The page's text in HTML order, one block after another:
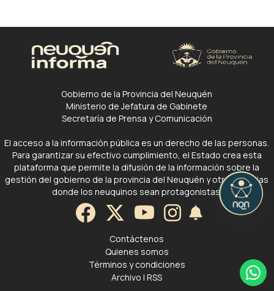
Gobierno de la Provincia del Neuquén
Ministerio de Jefatura de Gabinete
Secretaría de Prensa y Comunicación
El acceso a la información pública es un derecho de las personas.
Para garantizar su efectivo cumplimiento, el Estado crea esta
plataforma que permite la difusión de la información sobre la
gestión del gobierno de la provincia del Neuquén y otras noticias
donde los neuquinos sean protagonistas.
Contáctenos
Quienes somos
Términos y condiciones
Archivo |RSS